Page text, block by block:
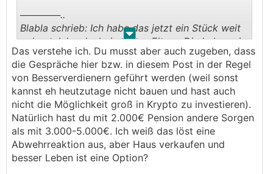
. .
──────..
Blabla schrieb: Ich habe das jetzt ein Stück weit
gelernt. Ich sehs bei meinen Eltern. Die haben ein
abbezahltes Haus in dem bis zu ihrem Tod
voraussichtlich nichts zu machen ist. Dazu
Reserve angespart falls sie was für Pflege
brauchen. Die können ihr Gehalt zu 100%
ausgeben und die sagen selber es macht keinen
Unterschied ob die Pension jetzt ein Tausender
mehr oder weniger ist. Sie leben gefühlt wie
Krösuse mit 4 Mal Urlaub im Jahr.
───────────────
Das verstehe ich. Du musst aber auch zugeben, dass
die Gespräche hier bzw. in diesem Post in der Regel
von Besserverdienern geführt werden (weil sonst
kannst eh heutzutage nicht bauen und hast auch
nicht die Möglichkeit groß in Krypto zu investieren).
Natürlich hast du mit 2.000€ Pension andere Sorgen
als mit 3.000-5.000€. Ich weiß das löst eine
Abwehrreaktion aus, aber Haus verkaufen und
besser Leben ist eine Option?